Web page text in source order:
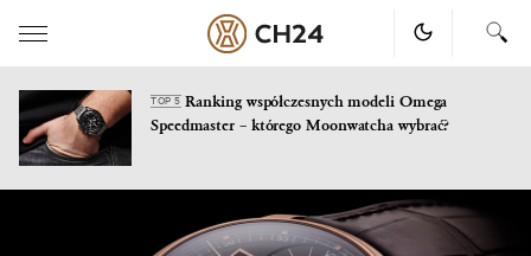
TOP 5Ranking współczesnych modeli Omega
Speedmaster – którego Moonwatcha wybrać?